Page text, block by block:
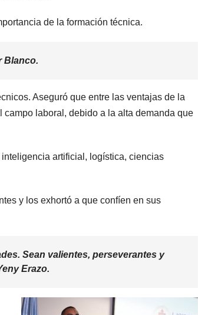
de la formación técnica.
Blanco.
Aseguró que entre las ventajas de la
laboral, debido a la alta demanda que
artificial, logística, ciencias
y los exhortó a que confíen en sus
Sean valientes, perseverantes y
Erazo.